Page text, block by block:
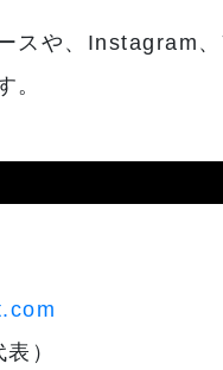
スや、Instagram
。
）